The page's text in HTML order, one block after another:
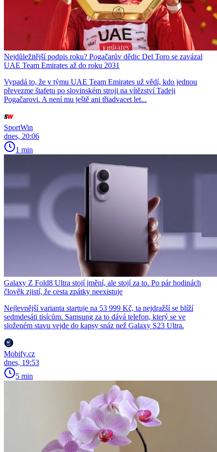
Nejdůležitější podpis roku? Pogačarův dědic Del Toro se zavázal
UAE Team Emirates až do roku 2031
Vypadá to, že v týmu UAE Team Emirates už vědí, kdo jednou
převezme štafetu po slovinském stroji na vítězství Tadeji
Pogačarovi. A není mu ještě ani třiadvacet let...
SportWin
dnes, 20:06
1 min
Galaxy Z Fold8 Ultra stojí jmění, ale stojí za to. Po pár hodinách
člověk zjistí, že cesta zpátky neexistuje
Nejlevnější varianta startuje na 53 999 Kč, ta nejdražší se blíží
sedmdesáti tisícům. Samsung za to dává telefon, který se ve
složeném stavu vejde do kapsy snáz než Galaxy S23 Ultra.
Mobify.cz
dnes, 19:53
5 min